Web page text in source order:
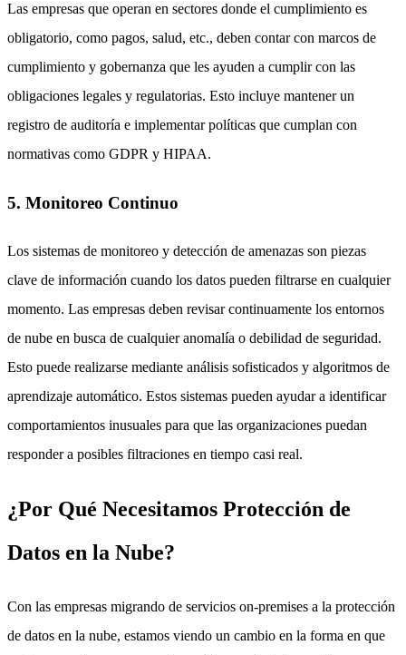
Las empresas que operan en sectores donde el cumplimiento es
obligatorio, como pagos, salud, etc., deben contar con marcos de
cumplimiento y gobernanza que les ayuden a cumplir con las
obligaciones legales y regulatorias. Esto incluye mantener un
registro de auditoría e implementar políticas que cumplan con
normativas como GDPR y HIPAA.
5. Monitoreo Continuo
Los sistemas de monitoreo y detección de amenazas son piezas
clave de información cuando los datos pueden filtrarse en cualquier
momento. Las empresas deben revisar continuamente los entornos
de nube en busca de cualquier anomalía o debilidad de seguridad.
Esto puede realizarse mediante análisis sofisticados y algoritmos de
aprendizaje automático. Estos sistemas pueden ayudar a identificar
comportamientos inusuales para que las organizaciones puedan
responder a posibles filtraciones en tiempo casi real.
¿Por Qué Necesitamos Protección de
Datos en la Nube?
Con las empresas migrando de servicios on-premises a la protección
de datos en la nube, estamos viendo un cambio en la forma en que